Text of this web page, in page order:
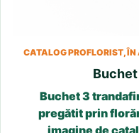
CATALOG PROFLORIST, ÎN
Buchet 3
pregătit prin
imagine de